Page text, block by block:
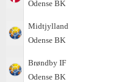
Odense BK
Midtjylland
Odense BK
Brøndby IF
Odense BK